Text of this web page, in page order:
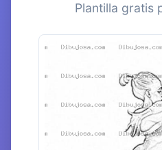
Plantilla gratis